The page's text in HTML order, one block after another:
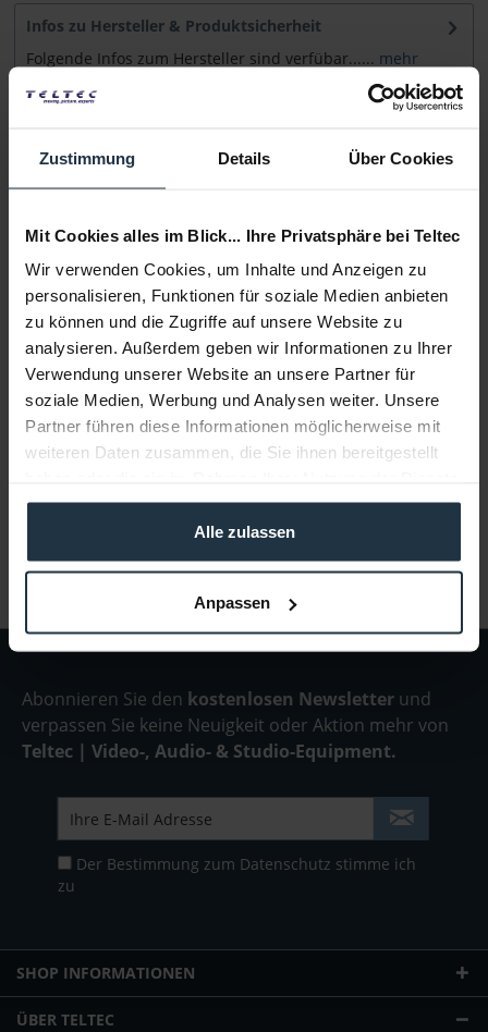
Zustimmung Details Über Cookies
Mit Cookies alles im Blick... Ihre Privatsphäre bei Teltec
Wir verwenden Cookies, um Inhalte und Anzeigen zu
personalisieren, Funktionen für soziale Medien anbieten
zu können und die Zugriffe auf unsere Website zu
analysieren. Außerdem geben wir Informationen zu Ihrer
Verwendung unserer Website an unsere Partner für
soziale Medien, Werbung und Analysen weiter. Unsere
Partner führen diese Informationen möglicherweise mit
weiteren Daten zusammen, die Sie ihnen bereitgestellt
gesammelt haben.
Alle zulassen
Anpassen
Infos zu Hersteller & Produktsicherheit
Folgende Infos zum Hersteller sind verfübar...... mehr
Sony BCT 6HD
HDCAM Kassette, 6 Minuten
Artikelnummer: 12217136
-39% € 14,90
sofort ab Lager
Abonnieren Sie den kostenlosen Newsletter und
verpassen Sie keine Neuigkeit oder Aktion mehr von
Teltec | Video-, Audio- & Studio-Equipment.
Der Bestimmung zum Datenschutz stimme ich
zu
SHOP INFORMATIONEN
ÜBER TELTEC